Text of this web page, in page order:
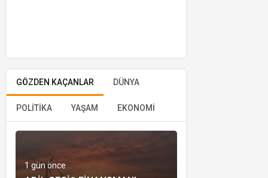
GÖZDEN KAÇANLAR DÜNYA
POLİTİKA YAŞAM EKONOMİ
1 gün önce